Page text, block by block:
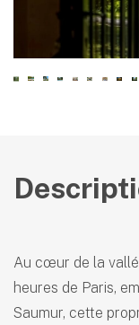
Au cœur de la
heures de Paris,
Saumur, cette